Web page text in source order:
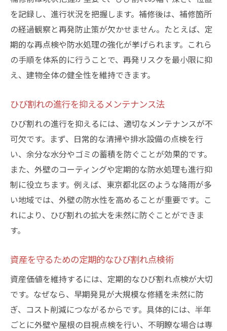
を記録し、進行状況を把握します。補修後は、補修箇所
の経過観察と再発防止策が欠かせません。たとえば、定
期的な再点検や防水処理の強化が挙げられます。これら
の手順を体系的に行うことで、再発リスクを最小限に抑
え、建物全体の健全性を維持できます。
ひび割れの進行を抑えるメンテナンス法
ひび割れの進行を抑えるには、適切なメンテナンスが不
可欠です。まず、日常的な清掃や排水設備の点検を行
い、余分な水分やゴミの蓄積を防ぐことが効果的です。
また、外壁のコーティングや定期的な防水処理も進行抑
制に役立ちます。例えば、東京都北区のような降雨が多
い地域では、外壁の防水性を高めることが重要です。こ
れにより、ひび割れの拡大を未然に防ぐことができま
す。
資産を守るための定期的なひび割れ点検術
資産価値を維持するには、定期的なひび割れ点検が大切
です。なぜなら、早期発見が大規模な修繕を未然に防
ぎ、コスト削減につながるからです。具体的には、半年
ごとに外壁や屋根の目視点検を行い、不明瞭な場合は専